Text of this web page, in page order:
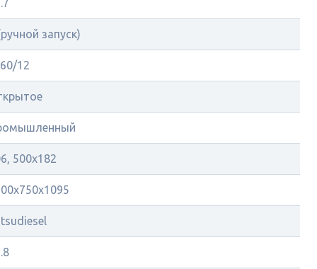
запуск)
12
500х182